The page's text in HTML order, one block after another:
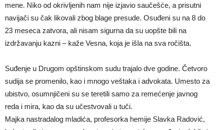
mene. Niko od okrivljenih nam nije izjavio saučešće, a prisutni
navijači su čak likovali zbog blage presude. Osuđeni su na 8 do
23 meseca zatvora, ali nisam sigurna da su uopšte bili na
izdržavanju kazni – kaže Vesna, koja je išla na sva ročišta.
Suđenje u Drugom opštinskom sudu trajalo dve godine. Četvoro
sudija se promenilo, kao i mnogo veštaka i advokata. Umesto za
ubistvo, osumnjičeni su se teretili samo za remećenje javnog
reda i mira, kao da su učestvovali u tuči.
Majka nastradalog mladića, profesorka hemije Slavka Radović,